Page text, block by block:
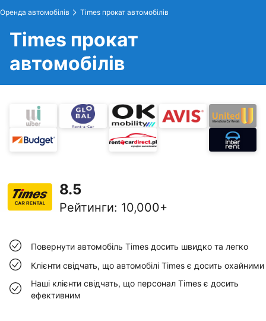
Оренда автомобілів Times прокат автомобілів
Times прокат
автомобілів
8.5
Рейтинги: 10,000+
Повернути автомобіль Times досить швидко та легко
Клієнти свідчать, що автомобілі Times є досить охайними
Наші клієнти свідчать, що персонал Times є досить
ефективним